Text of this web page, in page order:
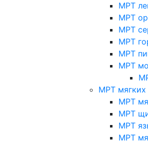
МРТ
МРТ
МРТ
МРТ
МРТ
МРТ
МРТ мягких
МРТ
МРТ
МРТ
МРТ